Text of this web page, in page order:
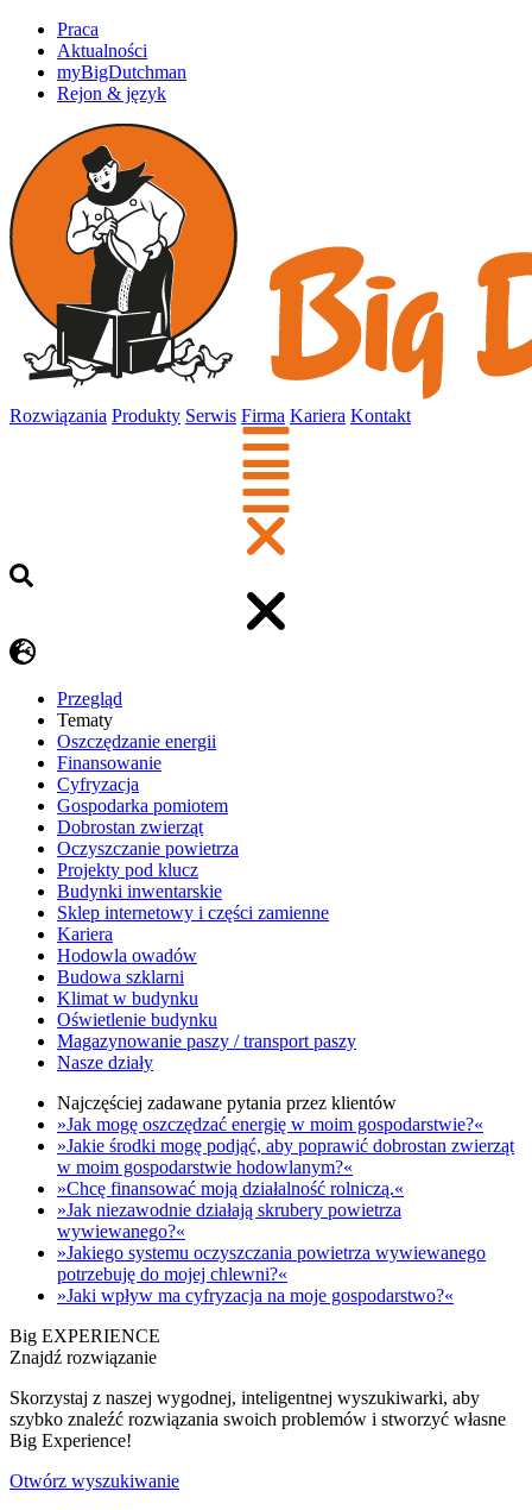
Praca
Aktualności
myBigDutchman
Rejon & język
Rozwiązania Produkty Serwis Firma Kariera Kontakt
Przegląd
Tematy
​Oszczędzanie energii
Finansowanie
Cyfryzacja
Gospodarka pomiotem
Dobrostan zwierząt
Oczyszczanie powietrza
Projekty pod klucz
Budynki inwentarskie
Sklep internetowy i części zamienne
Kariera
Hodowla owadów
Budowa szklarni
Klimat w budynku
Oświetlenie budynku
Magazynowanie paszy / transport paszy
Nasze działy
Najczęściej zadawane pytania przez klientów
»Jak mogę oszczędzać energię w moim gospodarstwie?«
»Jakie środki mogę podjąć, aby poprawić dobrostan zwierząt
w moim gospodarstwie hodowlanym?«
»Chcę finansować moją działalność rolniczą.«
»Jak niezawodnie działają skrubery powietrza
wywiewanego?«
»Jakiego systemu oczyszczania powietrza wywiewanego
potrzebuję do mojej chlewni?«
»Jaki wpływ ma cyfryzacja na moje gospodarstwo?«
Big EXPERIENCE
Znajdź rozwiązanie
Skorzystaj z naszej wygodnej, inteligentnej wyszukiwarki, aby
szybko znaleźć rozwiązania swoich problemów i stworzyć własne
Big Experience!
Otwórz wyszukiwanie